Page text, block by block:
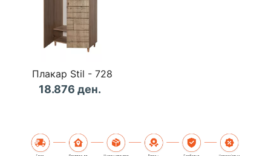
Плакар Stil - 728
18.876 ден.